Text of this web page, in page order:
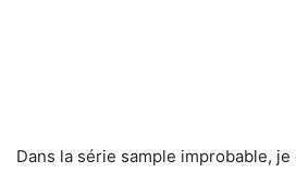
Dans la série sample improbable,